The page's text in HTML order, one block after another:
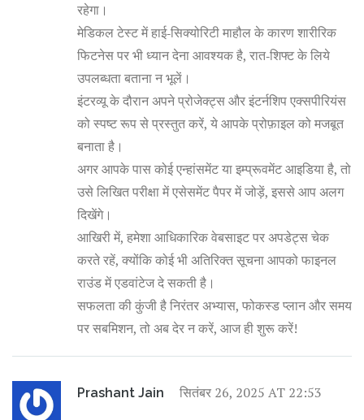
रहेगा।
मेडिकल टेस्ट में हाई‑सिक्योरिटी माहौल के कारण शारीरिक
फिटनेस पर भी ध्यान देना आवश्यक है, रात‑शिफ्ट के लिये
उपलब्धता बताना न भूलें।
इंटरव्यू के दौरान अपने प्रोजेक्ट्स और इंटर्नशिप एक्सपीरियंस
को स्पष्ट रूप से प्रस्तुत करें, ये आपके प्रोफ़ाइल को मजबूत
बनाता है।
अगर आपके पास कोई एन्हांसमेंट या इम्प्रूवमेंट आइडिया है, तो
उसे लिखित परीक्षा में एसेसमेंट पैपर में जोड़ें, इससे आप अलग
दिखेंगे।
आखिरी में, हमेशा आधिकारिक वेबसाइट पर अपडेट्स चेक
करते रहें, क्योंकि कोई भी अतिरिक्त सूचना आपको फाइनल
राउंड में एडवांटेज दे सकती है।
सफलता की कुंजी है निरंतर अभ्यास, फोकस्ड प्लान और समय
पर सबमिशन, तो अब देर न करें, आज ही शुरू करें!
Prashant Jain सितंबर 26, 2025 AT 22:53